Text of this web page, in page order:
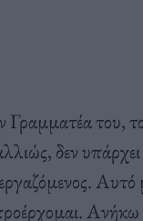
του,
δεν
Αυτό